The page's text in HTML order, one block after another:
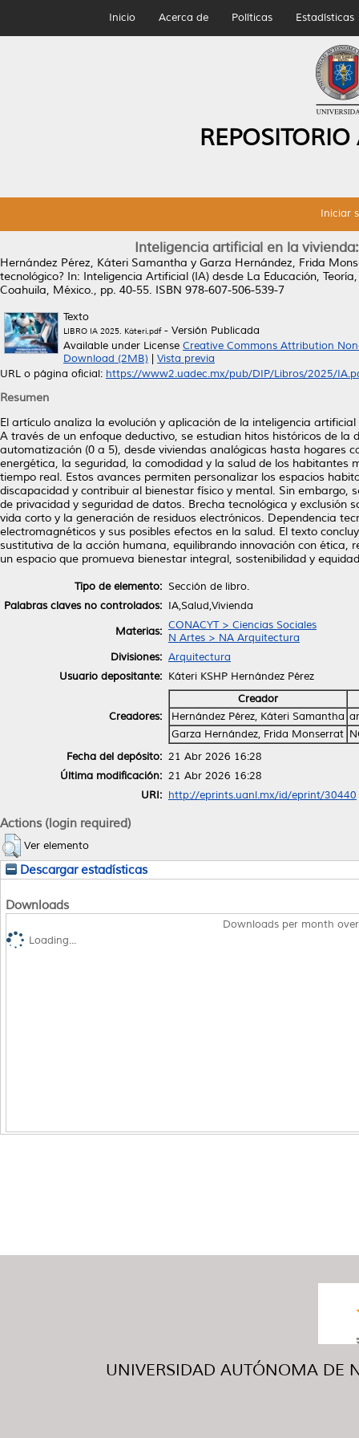
Inicio Acerca de Políticas Estadísticas
Iniciar
Inteligencia artificial en la
Hernández Pérez, Káteri Samantha y Garza Hernández, Frida
tecnológico? In: Inteligencia Artificial (IA) desde La Educación,
Coahuila, México., pp. 40-55. ISBN 978-607-506-539-7
Texto
LIBRO IA 2025. Káteri.pdf- Versión Publicada
Available under License Creative Commons Attribution
Download (2MB)
Vista previa
URL o página oficial: https://www2.uadec.mx/pub/DIP/Libros/2025/
Resumen
El artículo analiza la evolución y aplicación de la inteligencia
A través de un enfoque deductivo, se estudian hitos históricos de
automatización (0 a 5), desde viviendas analógicas hasta hogares
energética, la seguridad, la comodidad y la salud de los habitantes
tiempo real. Estos avances permiten personalizar los espacios
discapacidad y contribuir al bienestar físico y mental. Sin embargo,
de privacidad y seguridad de datos. Brecha tecnológica y exclusión
vida corto y la generación de residuos electrónicos. Dependencia
electromagnéticos y sus posibles efectos en la salud. El texto
sustitutiva de la acción humana, equilibrando innovación con ética,
un espacio que promueva bienestar integral, sostenibilidad y
Tipo de elemento: Sección de libro.
Palabras claves no controlados: IA,Salud,Vivienda
Materias: CONACYT > Ciencias Sociales
N Artes > NA Arquitectura
Divisiones: Arquitectura
Usuario depositante: Káteri KSHP Hernández Pérez
Creadores:
Creador
Hernández Pérez, Káteri Samantha
Garza Hernández, Frida Monserrat
Fecha del depósito: 21 Abr 2026 16:28
Última modificación: 21 Abr 2026 16:28
URI: http://eprints.uanl.mx/id/eprint/30440
Actions (login required)
Ver elemento
Descargar estadísticas
Downloads
Downloads per month
Loading...
UNIVERSIDAD AUTÓNOMA DE